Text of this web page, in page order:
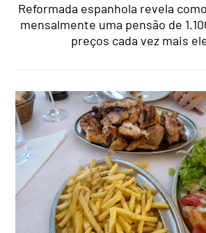
Reformada espanhola revela
mensalmente uma pensão de
preços cada vez mais